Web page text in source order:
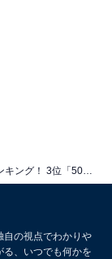
自の視点でわかりや
、いつでも何かを